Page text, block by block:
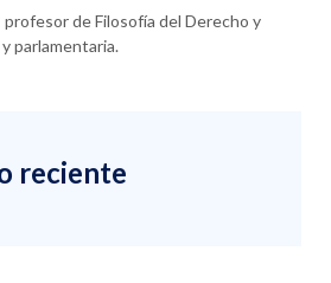
profesor de Filosofía del Derecho y
parlamentaria.
reciente